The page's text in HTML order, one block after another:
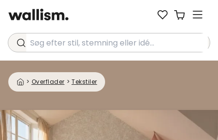
Søg efter stil, stemning eller idé...
> Overflader > Tekstiler